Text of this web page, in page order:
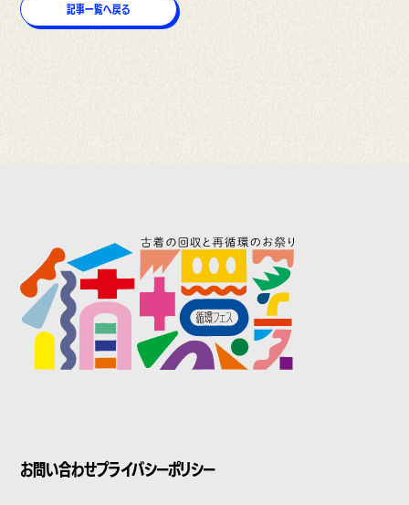
記事一覧へ戻る
お問い合わせプライバシーポリシー